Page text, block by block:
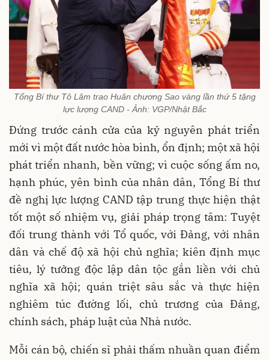
Tổng Bí thư Tô Lâm trao Huân chương Sao vàng lần thứ 5 tặng
lực lượng CAND - Ảnh: VGP/Nhật Bắc
Đứng trước cánh cửa của kỷ nguyên phát triển
mới vì một đất nước hòa bình, ổn định; một xã hội
phát triển nhanh, bền vững; vì cuộc sống ấm no,
hạnh phúc, yên bình của nhân dân, Tổng Bí thư
đề nghị lực lượng CAND tập trung thực hiện thật
tốt một số nhiệm vụ, giải pháp trọng tâm: Tuyệt
đối trung thành với Tổ quốc, với Đảng, với nhân
dân và chế độ xã hội chủ nghĩa; kiên định mục
tiêu, lý tưởng độc lập dân tộc gắn liền với chủ
nghĩa xã hội; quán triệt sâu sắc và thực hiện
nghiêm túc đường lối, chủ trương của Đảng,
chính sách, pháp luật của Nhà nước.
Mỗi cán bộ, chiến sĩ phải thấm nhuần quan điểm